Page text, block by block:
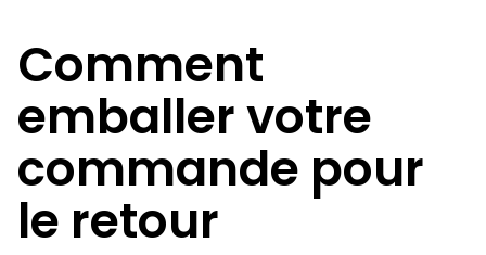
Comment
emballer votre
commande pour
le retour